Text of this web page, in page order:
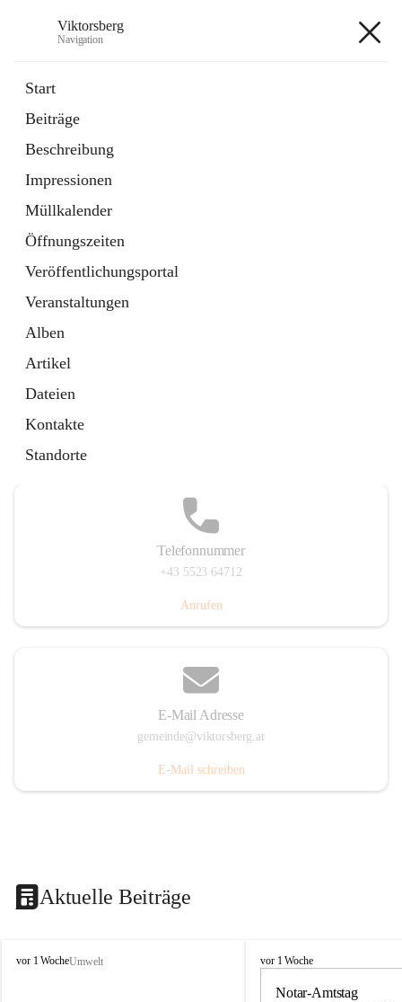
Viktorsberg
Navigation
Start
Beiträge
Beschreibung
Impressionen
Müllkalender
Öffnungszeiten
Veröffentlichungsportal
Veranstaltungen
Alben
Artikel
Dateien
Kontakte
Standorte
1 Schnellzugriff
Bürgerservice
10 Schnellzugriffe
Telefonnummer
+43 5523 64712
Anrufen
E-Mail Adresse
gemeinde@viktorsberg.at
E-Mail schreiben
Aktuelle Beiträge
V
vor 1 WocheUmwelt
V
vor 1 Woche
Notar-Amtstag